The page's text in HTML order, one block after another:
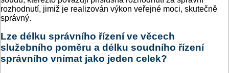
rozhodnutí, jimiž je realizován výkon veřejné moci, skutečně
správný.
Lze délku správního řízení ve věcech
služebního poměru a délku soudního řízení
správního vnímat jako jeden celek?